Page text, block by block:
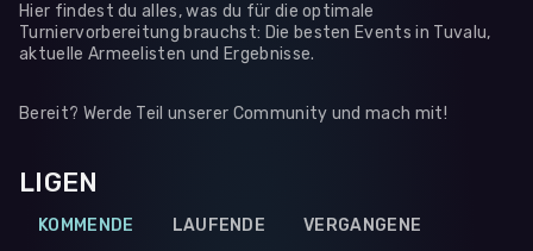
Hier findest du alles, was du für die optimale
Turniervorbereitung brauchst: Die besten Events in Tuvalu,
aktuelle Armeelisten und Ergebnisse.
Bereit? Werde Teil unserer Community und mach mit!
LIGEN
KOMMENDE LAUFENDE VERGANGENE